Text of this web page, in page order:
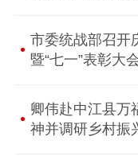
市委统战部召开
暨“七一”表彰大
卿伟赴中江县万
神并调研乡村振